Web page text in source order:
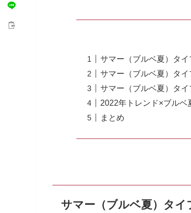
サマー（ブルベ夏）タ
サマー（ブルベ夏）タ
サマー（ブルベ夏）タ
2022年トレンド×ブルベ
まとめ
サマー（ブルベ夏）タイ